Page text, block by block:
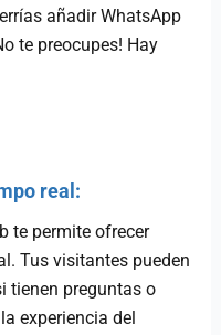
añadir WhatsApp
te preocupes! Hay
real:
te permite ofrecer
Tus visitantes pueden
tienen preguntas o
experiencia del